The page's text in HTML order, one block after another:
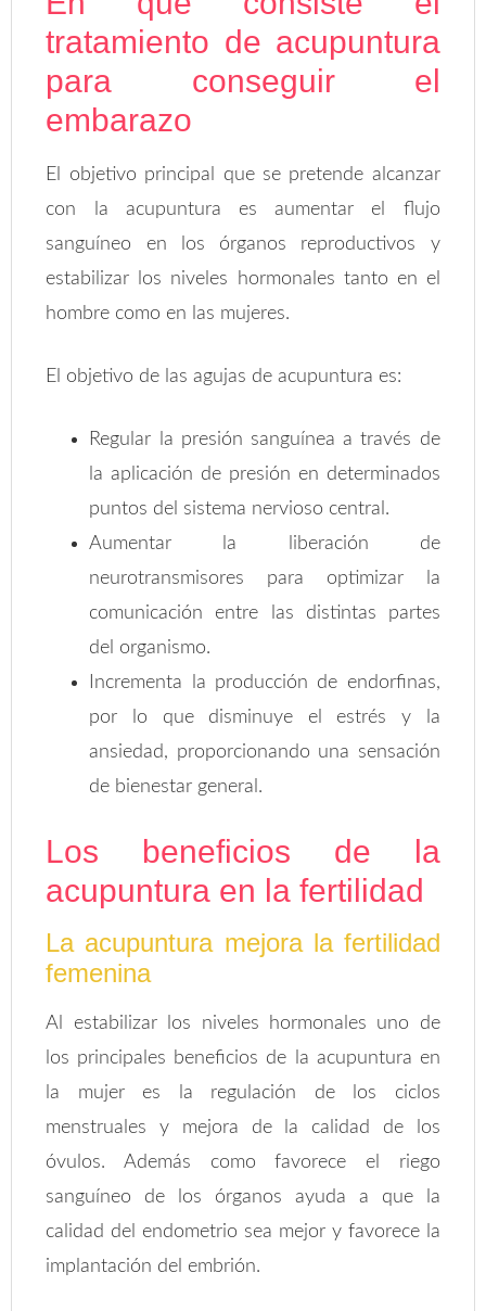
tratamiento de acupuntura
para conseguir el
embarazo
El objetivo principal que se pretende alcanzar
con la acupuntura es aumentar el flujo
sanguíneo en los órganos reproductivos y
estabilizar los niveles hormonales tanto en el
hombre como en las mujeres.
El objetivo de las agujas de acupuntura es:
Regular la presión sanguínea a través de
la aplicación de presión en determinados
puntos del sistema nervioso central.
Aumentar la liberación de
neurotransmisores para optimizar la
comunicación entre las distintas partes
del organismo.
Incrementa la producción de endorfinas,
por lo que disminuye el estrés y la
ansiedad, proporcionando una sensación
de bienestar general.
Los beneficios de la
acupuntura en la fertilidad
La acupuntura mejora la fertilidad
femenina
Al estabilizar los niveles hormonales uno de
los principales beneficios de la acupuntura en
la mujer es la regulación de los ciclos
menstruales y mejora de la calidad de los
óvulos. Además como favorece el riego
sanguíneo de los órganos ayuda a que la
calidad del endometrio sea mejor y favorece la
implantación del embrión.